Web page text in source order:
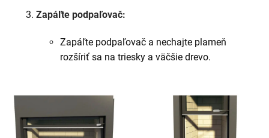
Zapáľte podpaľovač:
Zapáľte podpaľovač a nechajte plameň
rozšíriť sa na triesky a väčšie drevo.